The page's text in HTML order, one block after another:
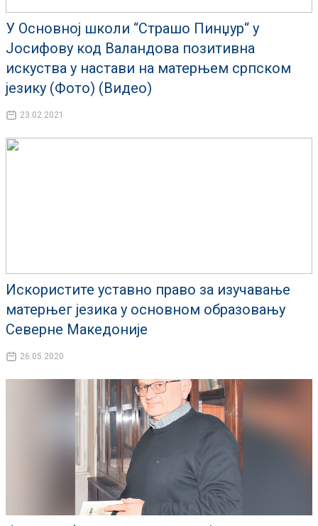
У Основној школи “Страшо Пинџур“ у
Јосифову код Валандова позитивна
искуства у настави на матерњем српском
језику (Фото) (Видео)
23.02.2021
Искористите уставно право за изучавање
матерњег језика у основном образовању
Северне Македоније
26.05.2020